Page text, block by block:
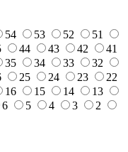
54 53 52
51
44 43 42
41
35 34 33
32
25 24 23
22
16 15 14
13
6 5 4 3
2